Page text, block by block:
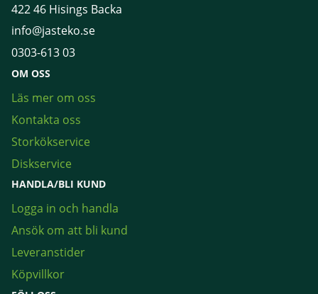
422 46 Hisings Backa
info@jasteko.se
0303-613 03
OM OSS
Läs mer om oss
Kontakta oss
Storkökservice
Diskservice
HANDLA/BLI KUND
Logga in och handla
Ansök om att bli kund
Leveranstider
Köpvillkor